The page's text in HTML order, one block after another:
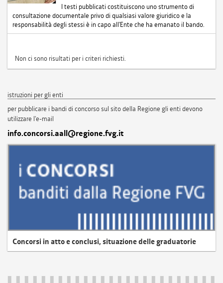
I testi pubblicati costituiscono uno strumento di
consultazione documentale privo di qualsiasi valore giuridico e la
responsabilità degli stessi è in capo all'Ente che ha emanato il bando.
Non ci sono risultati per i criteri richiesti.
istruzioni per gli enti
per pubblicare i bandi di concorso sul sito della Regione gli enti devono
utilizzare l'e-mail
info.concorsi.aall@regione.fvg.it
Concorsi in atto e conclusi, situazione delle graduatorie